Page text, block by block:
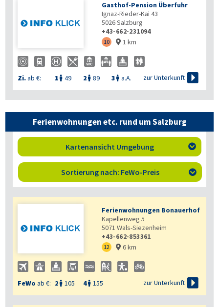
Gasthof-Pension Überfuhr
Ignaz-Rieder-Kai 43
5026Salzburg
+43-662-231094
10  1 km
Zi.ab €: 1  49 2  89 3  a.A. zur Unterkunft 
Ferienwohnungen etc. rund um Salzburg
Kartenansicht Umgebung 
Sortierung nach: FeWo-Preis 
Ferienwohnungen Bonauerhof
Kapellenweg 5
5071 Wals-Siezenheim
+43-662-853361
12  6 km
FeWo ab €: 2  105 4 155 zur Unterkunft 